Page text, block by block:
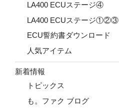
LA400 ECUステージ④
LA400 ECUステージ①②③
ECU誓約書ダウンロード
人気アイテム
新着情報
トピックス
も。ファク ブログ